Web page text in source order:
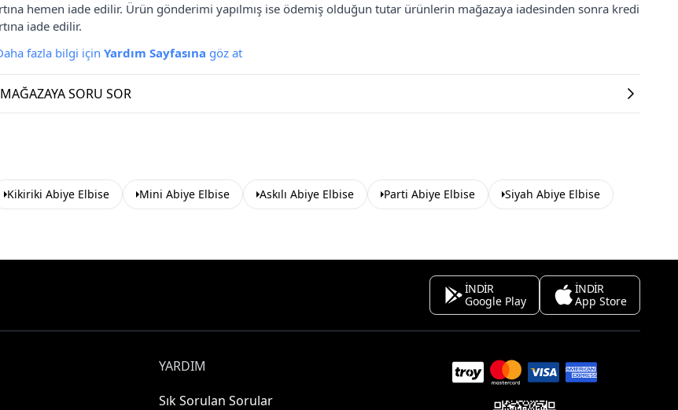
hemen iade edilir. Ürün gönderimi yapılmış ise ödemiş olduğun tutar ürünlerin mağazaya iadesinden sonra kredi
iade edilir.
fazla bilgi için Yardım Sayfasına göz at
MAĞAZAYA SORU SOR
Kikiriki Abiye Elbise Mini Abiye Elbise Askılı Abiye Elbise Parti Abiye Elbise Siyah Abiye Elbise
İNDİR
Google Play
İNDİR
App Store
YARDIM
Sık Sorulan Sorular